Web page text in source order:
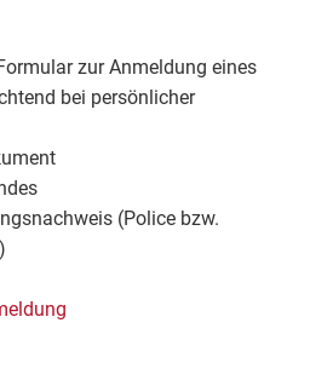
zur Anmeldung eines
bei persönlicher
(Police bzw.